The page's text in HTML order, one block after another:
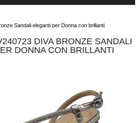
Sandali eleganti per Donna con brillanti
DIVA BRONZE SANDALI
DONNA CON BRILLANTI